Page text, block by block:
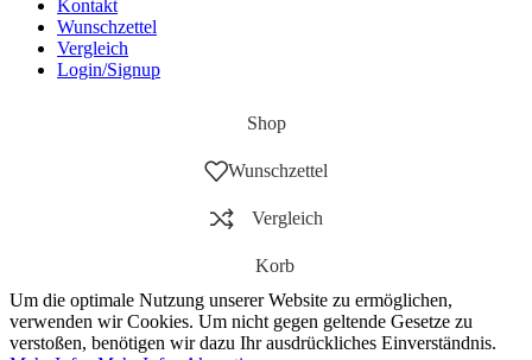
Kontakt
Wunschzettel
Vergleich
Login/Signup
Shop
Wunschzettel
Vergleich
Korb
Um die optimale Nutzung unserer Website zu ermöglichen,
verwenden wir Cookies. Um nicht gegen geltende Gesetze zu
verstoßen, benötigen wir dazu Ihr ausdrückliches Einverständnis.